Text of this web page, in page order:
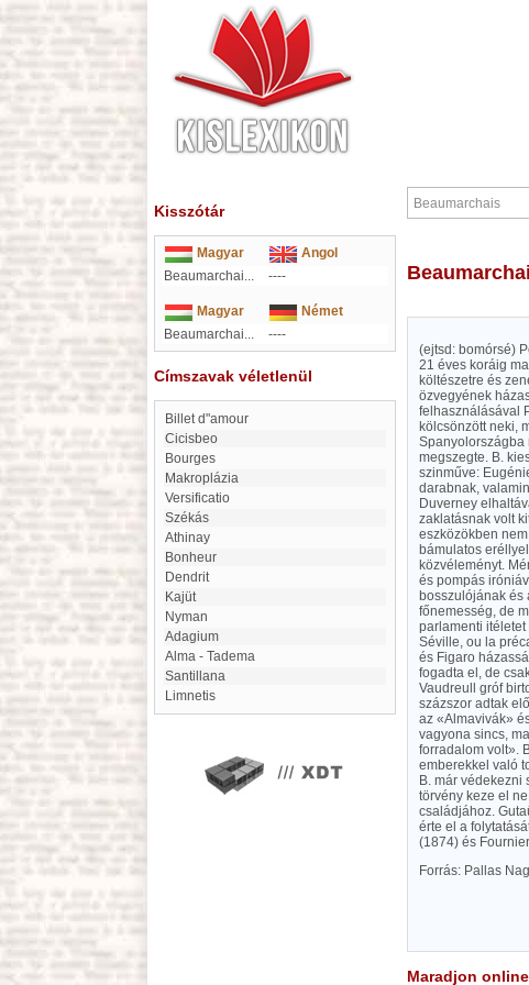
Kisszótár
Magyar
Angol
Beaumarchai...
----
Magyar
Német
Beaumarchai...
----
Címszavak véletlenül
billet d"amour
cicisbeo
Bourges
makroplázia
Versificatio
Székás
Athinay
bonheur
dendrit
kajüt
Nyman
adagium
Alma - Tadema
Santillana
Limnetis
(ejtsd: bomórsé)
21 éves koráig
költészetre és
özvegyének
felhasználásával
kölcsönzött neki,
Spanyolországba
megszegte. B.
szinműve:
darabnak,
Duverney
zaklatásnak volt
eszközökben
bámulatos
közvéleményt.
és pompás
bosszulójának és
főnemesség, de
parlamenti
Séville, ou la
és Figaro
fogadta el, de
Vaudreull gróf
százszor adtak
az «Almavivák»
vagyona sincs,
forradalom volt».
emberekkel való
B. már védekezni
törvény keze el
családjához.
érte el a
(1874) és
Forrás: Pallas
Maradjon